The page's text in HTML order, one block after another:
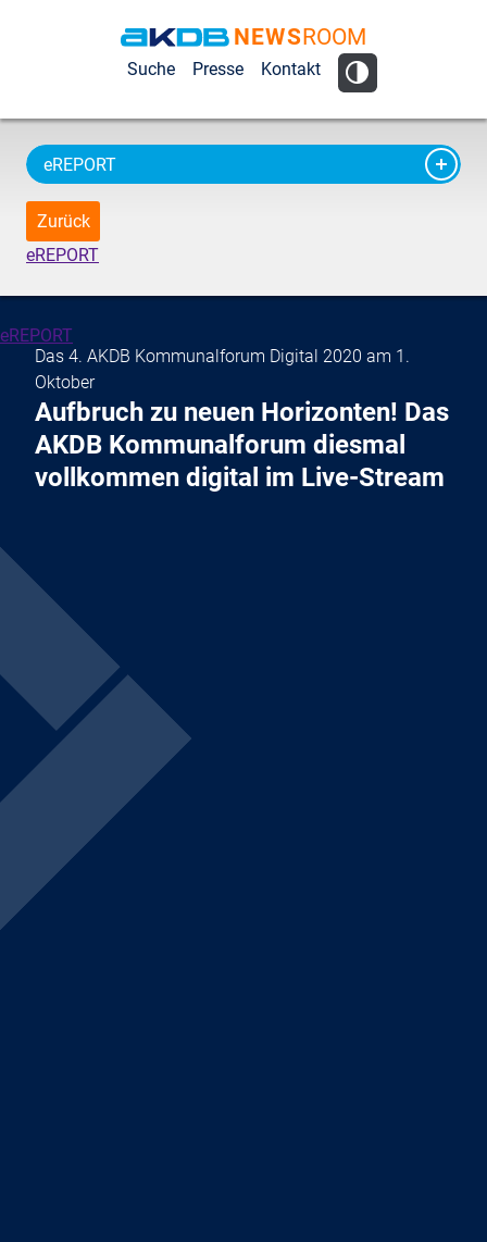
AKDB Anstalt
Kommunale
Datenverarbeitung
NEWSROOM
Suche Presse Kontakt
eREPORT
Zurück
eREPORT
eREPORT
Das 4. AKDB Kommunalforum Digital 2020 am 1.
Oktober
Aufbruch zu neuen Horizonten! Das
AKDB Kommunalforum diesmal
vollkommen digital im Live-Stream